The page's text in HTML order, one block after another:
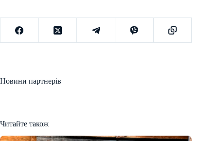
Новини партнерів
Читайте також